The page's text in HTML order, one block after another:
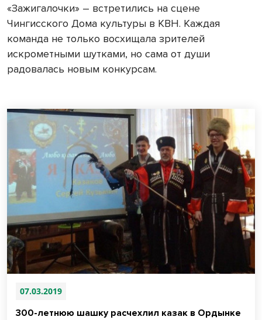
«Зажигалочки» – встретились на сцене
Чингисского Дома культуры в КВН. Каждая
команда не только восхищала зрителей
искрометными шутками, но сама от души
радовалась новым конкурсам.
07.03.2019
300-летнюю шашку расчехлил казак в Ордынке